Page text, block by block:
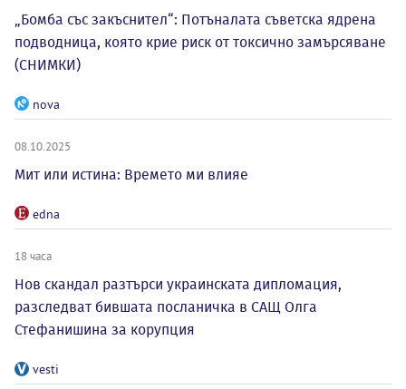
„Бомба със закъснител“: Потъналата съветска ядрена
подводница, която крие риск от токсично замърсяване
(СНИМКИ)
nova
08.10.2025
Мит или истина: Времето ми влияе
edna
18 часа
Нов скандал разтърси украинската дипломация,
разследват бившата посланичка в САЩ Олга
Стефанишина за корупция
vesti